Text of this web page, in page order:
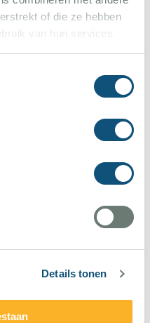
of die ze hebben
van hun services.
Details tonen
Charme bewahrt.
durch den Fluss
ausgedehnte